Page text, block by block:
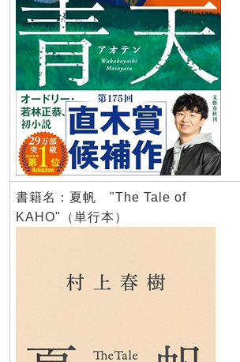
書籍名：夏帆 "The Tale of
KAHO"（単行本）